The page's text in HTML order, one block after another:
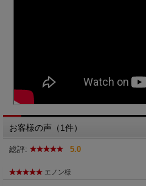
お客様の声（1件）
総評: 5.0
エノン様